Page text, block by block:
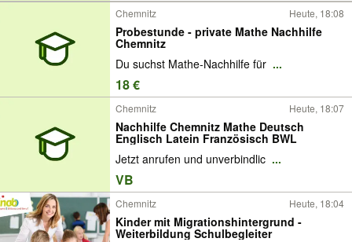
Chemnitz Heute, 18:08
Probestunde - private Mathe Nachhilfe
Chemnitz
Du suchst Mathe-Nachhilfe für ...
18 €
Chemnitz Heute, 18:07
Nachhilfe Chemnitz Mathe Deutsch
Englisch Latein Französisch BWL
Jetzt anrufen und unverbindlic ...
VB
Chemnitz Heute, 18:04
Kinder mit Migrationshintergrund -
Weiterbildung Schulbegleiter